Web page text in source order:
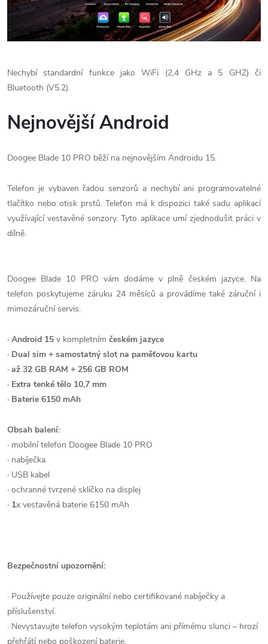
Nechybí standardní funkce jako WiFi (2,4 GHz a 5 GHZ) či
Bluetooth (V5.2).
Nejnovější Android
Doogee Blade 10 PRO běží na nejnovějším Androidu 15.
Telefon je vybaven řadou senzorů a nechybí ani programovatelné
tlačítko nebo otisk prstů. Telefon má k dispozici také sadu aplikací
využívající vestavěné senzory. Tyto aplikace umí zjednodušit práci v
dílně.
Doogee Blade 10 PRO vám dodáme v plně českém jazyce. Na
telefon poskytujeme záruku 24 měsíců a provádíme také záruční i
mimozáruční servis.
· Android 15 v kompletním českém jazyce
· Dual sim + samostatný slot na paměťovou kartu
· až 32 GB RAM + 256 GB ROM
· Extra tenké tělo 10,7 mm
· Baterie 6150 mAh
Obsah balení:
· mobilní telefon Doogee Blade 10 PRO
· nabíječka
· USB kabel
· ochranné tvrzené sklíčko na displej
· 1x vestavěná baterie 6150 mAh
Bezpečnostní upozornění:
· Používejte pouze originální nebo certifikované nabíječky a
příslušenství.
· Nevystavujte telefon vysokým teplotám ani přímému slunci – hrozí
přehřátí nebo poškození baterie.